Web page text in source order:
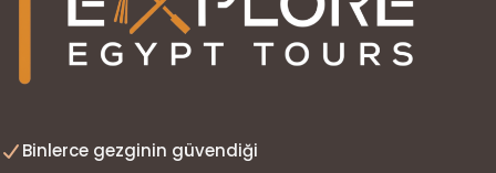
Binlerce gezginin güvendiği